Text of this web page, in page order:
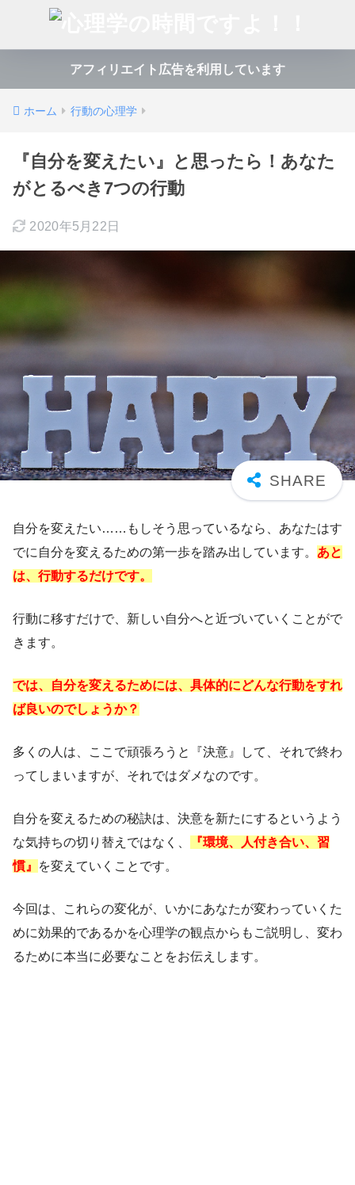
アフィリエイト広告を利用しています
ホーム 行動の心理学
『自分を変えたい』と思ったら！あなた
がとるべき7つの行動
2020年5月22日
自分を変えたい……もしそう思っているなら、あなたはす
でに自分を変えるための第一歩を踏み出しています。 あと
は、行動するだけです。
行動に移すだけで、新しい自分へと近づいていくことがで
きます。
では、自分を変えるためには、具体的にどんな行動をすれ
ば良いのでしょうか？
多くの人は、ここで頑張ろうと『決意』して、それで終わ
ってしまいますが、それではダメなのです。
自分を変えるための秘訣は、決意を新たにするというよう
な気持ちの切り替えではなく、
『環境、人付き合い、習
慣』
を変えていくことです。
今回は、これらの変化が、いかにあなたが変わっていくた
めに効果的であるかを心理学の観点からもご説明し、変わ
るために本当に必要なことをお伝えします。